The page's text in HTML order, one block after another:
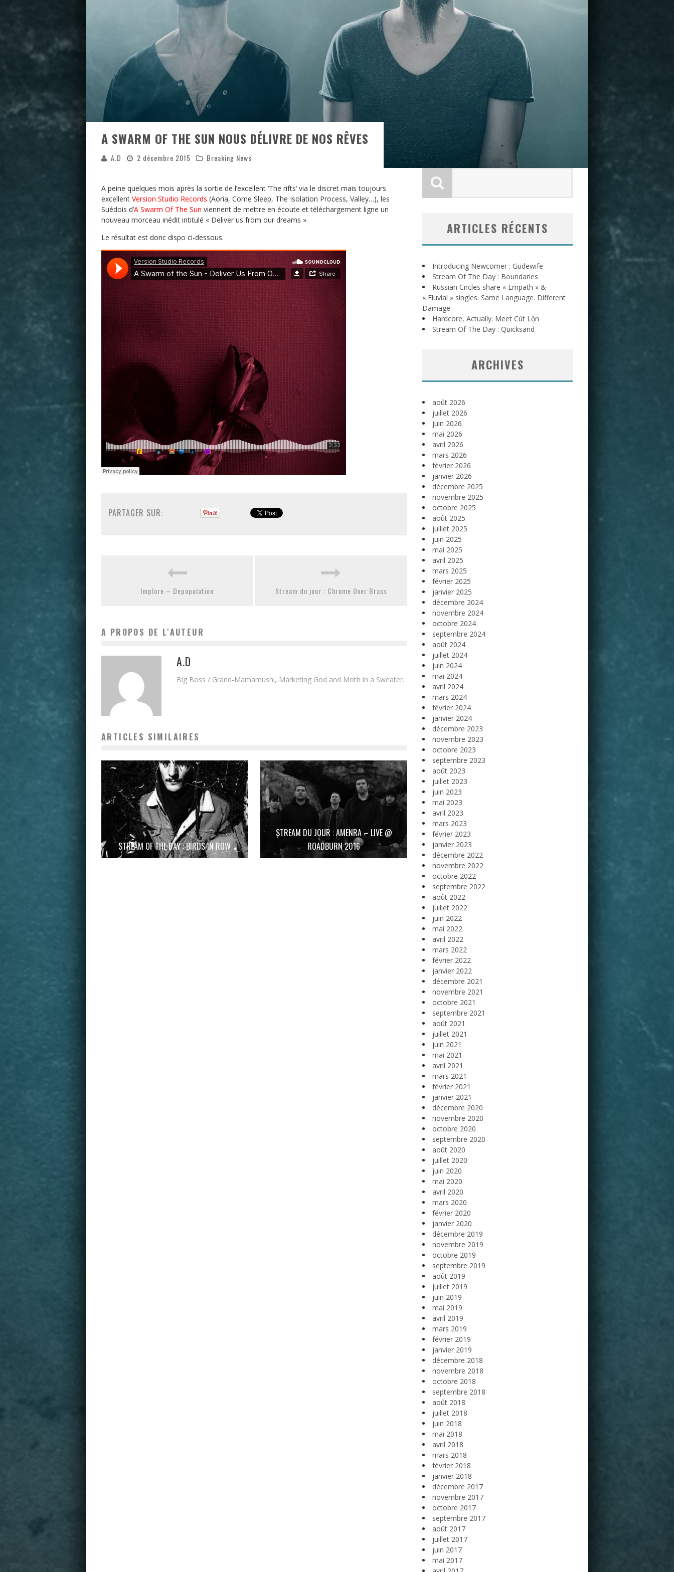
A SWARM OF THE SUN NOUS DÉLIVRE DE NOS RÊVES
A.D 2 décembre 2015 Breaking News
A peine quelques mois après la sortie de l’excellent ‘The rifts’ via le discret mais toujours
excellent Version Studio Records (Aoria, Come Sleep, The Isolation Process, Valley…), les
Suédois d’A Swarm Of The Sun viennent de mettre en écoute et téléchargement ligne un
nouveau morceau inédit intitulé « Deliver us from our dreams ».
Le résultat est donc dispo ci-dessous.
PARTAGER SUR:
Implore – Depopulation Stream du jour : Chrome Over Brass
A PROPOS DE L'AUTEUR
A.D
Big Boss / Grand-Mamamushi, Marketing God and Moth in a Sweater.
ARTICLES SIMILAIRES
STREAM OF THE DAY : BIRDS IN ROW
STREAM DU JOUR : AMENRA – LIVE @
ROADBURN 2016
ARTICLES RÉCENTS
Introducing Newcomer : Gudewife
Stream Of The Day : Boundaries
Russian Circles share « Empath » &
« Eluvial » singles. Same Language. Different
Damage.
Hardcore, Actually. Meet Cút Lộn
Stream Of The Day : Quicksand
ARCHIVES
août 2026
juillet 2026
juin 2026
mai 2026
avril 2026
mars 2026
février 2026
janvier 2026
décembre 2025
novembre 2025
octobre 2025
août 2025
juillet 2025
juin 2025
mai 2025
avril 2025
mars 2025
février 2025
janvier 2025
décembre 2024
novembre 2024
octobre 2024
septembre 2024
août 2024
juillet 2024
juin 2024
mai 2024
avril 2024
mars 2024
février 2024
janvier 2024
décembre 2023
novembre 2023
octobre 2023
septembre 2023
août 2023
juillet 2023
juin 2023
mai 2023
avril 2023
mars 2023
février 2023
janvier 2023
décembre 2022
novembre 2022
octobre 2022
septembre 2022
août 2022
juillet 2022
juin 2022
mai 2022
avril 2022
mars 2022
février 2022
janvier 2022
décembre 2021
novembre 2021
octobre 2021
septembre 2021
août 2021
juillet 2021
juin 2021
mai 2021
avril 2021
mars 2021
février 2021
janvier 2021
décembre 2020
novembre 2020
octobre 2020
septembre 2020
août 2020
juillet 2020
juin 2020
mai 2020
avril 2020
mars 2020
février 2020
janvier 2020
décembre 2019
novembre 2019
octobre 2019
septembre 2019
août 2019
juillet 2019
juin 2019
mai 2019
avril 2019
mars 2019
février 2019
janvier 2019
décembre 2018
novembre 2018
octobre 2018
septembre 2018
août 2018
juillet 2018
juin 2018
mai 2018
avril 2018
mars 2018
février 2018
janvier 2018
décembre 2017
novembre 2017
octobre 2017
septembre 2017
août 2017
juillet 2017
juin 2017
mai 2017